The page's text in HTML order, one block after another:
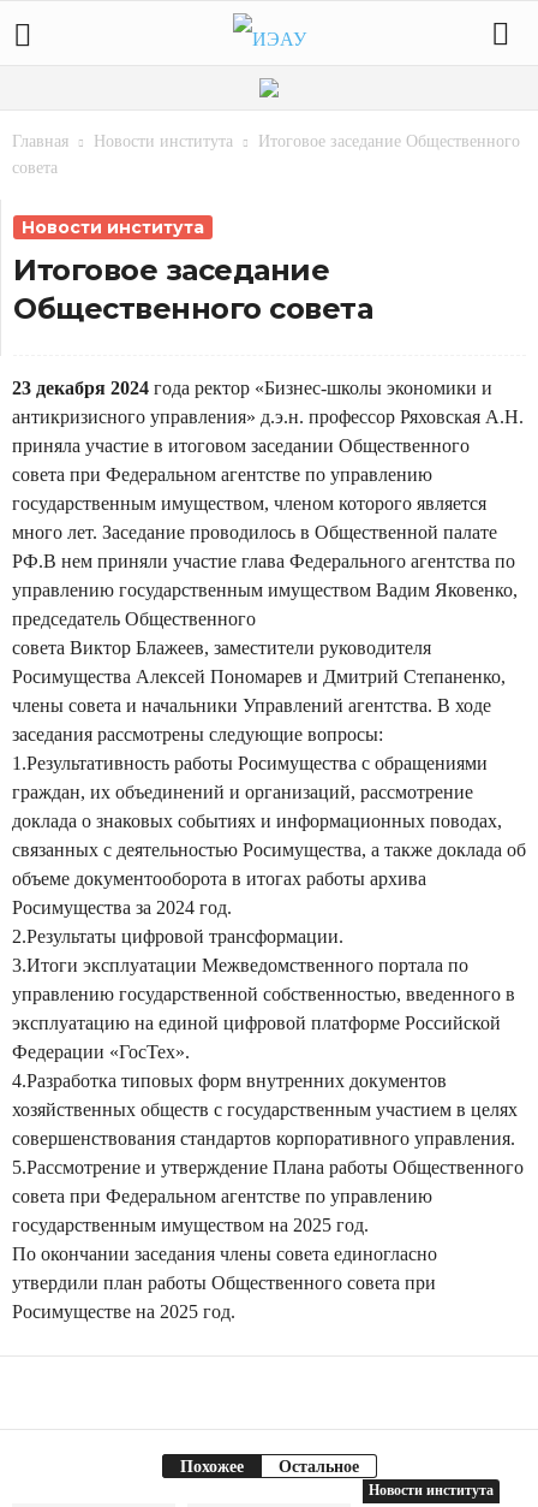
Главная Новости института
Итоговое заседание Общественного
совета
Новости института
Итоговое заседание
Общественного совета
23 декабря 2024 года ректор «Бизнес-школы экономики и
антикризисного управления» д.э.н. профессор Ряховская А.Н.
приняла участие в итоговом заседании Общественного
совета при Федеральном агентстве по управлению
государственным имуществом, членом которого является
много лет. Заседание проводилось в Общественной палате
РФ.В нем приняли участие глава Федерального агентства по
управлению государственным имуществом Вадим Яковенко,
председатель Общественного
совета Виктор Блажеев, заместители руководителя
Росимущества Алексей Пономарев и Дмитрий Степаненко,
члены совета и начальники Управлений агентства. В ходе
заседания рассмотрены следующие вопросы:
1.Результативность работы Росимущества с обращениями
граждан, их объединений и организаций, рассмотрение
доклада о знаковых событиях и информационных поводах,
связанных с деятельностью Росимущества, а также доклада об
объеме документооборота в итогах работы архива
Росимущества за 2024 год.
2.Результаты цифровой трансформации.
3.Итоги эксплуатации Межведомственного портала по
управлению государственной собственностью, введенного в
эксплуатацию на единой цифровой платформе Российской
Федерации «ГосТех».
4.Разработка типовых форм внутренних документов
хозяйственных обществ с государственным участием в целях
совершенствования стандартов корпоративного управления.
5.Рассмотрение и утверждение Плана работы Общественного
совета при Федеральном агентстве по управлению
государственным имуществом на 2025 год.
По окончании заседания члены совета единогласно
утвердили план работы Общественного совета при
Росимуществе на 2025 год.
Похожее Остальное
Новости института